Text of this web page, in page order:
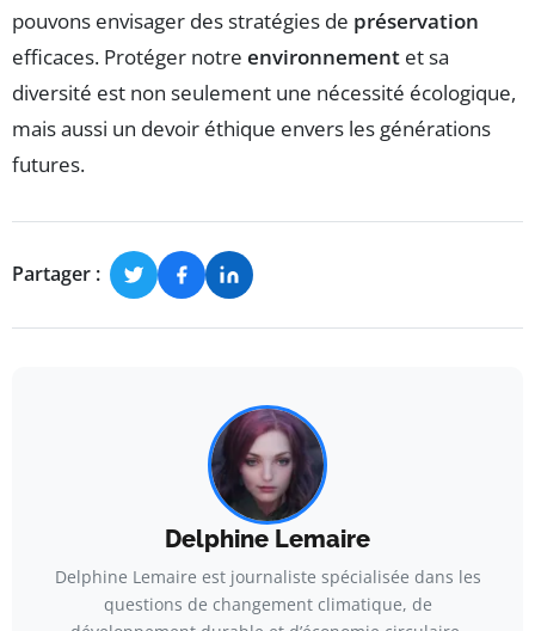
pouvons envisager des stratégies de préservation
efficaces. Protéger notre environnement et sa
diversité est non seulement une nécessité écologique,
mais aussi un devoir éthique envers les générations
futures.
Partager :
Delphine Lemaire
Delphine Lemaire est journaliste spécialisée dans les
questions de changement climatique, de